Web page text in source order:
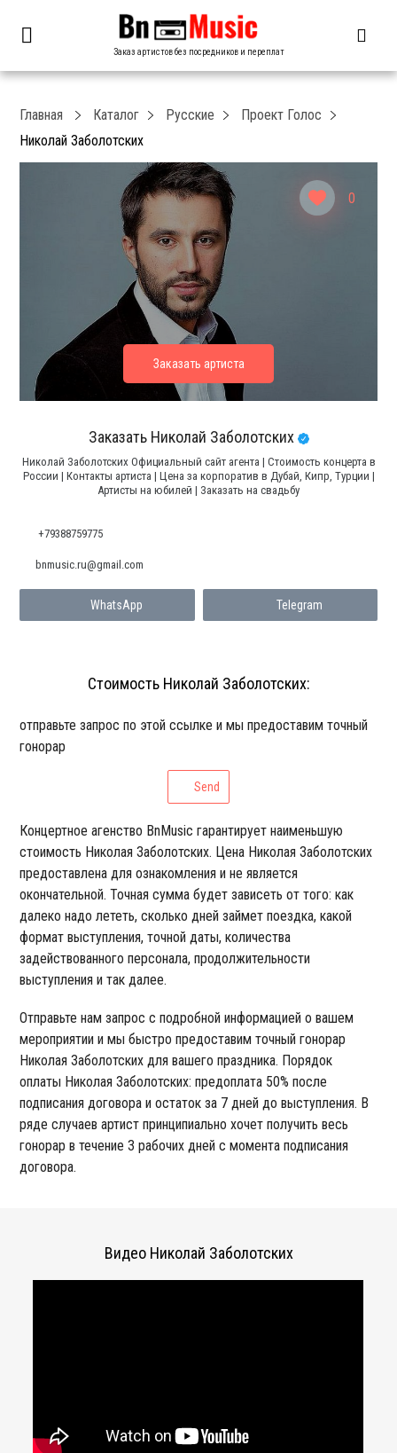
Заказ артистов без посредников и переплат
0
Главная Каталог Русские
Проект Голос
Николай Заболотских
Заказать Николай Заболотских
Николай Заболотских Официальный сайт агента | Стоимость концерта в
России | Контакты артиста | Цена за корпоратив в Дубай, Кипр, Турции |
Артисты на юбилей | Заказать на свадьбу
+79388759775
WhatsApp Telegram
bnmusic.ru@gmail.com
Стоимость Николай Заболотских:
отправьте запрос по этой ссылке и мы предоставим точный
гонорар
Send
Концертное агенство BnMusic гарантирует наименьшую
стоимость Николая Заболотских. Цена Николая Заболотских
предоставлена для ознакомления и не является
окончательной. Точная сумма будет зависеть от того: как
далеко надо лететь, сколько дней займет поездка, какой
формат выступления, точной даты, количества
задействованного персонала, продолжительности
выступления и так далее.
Отправьте нам запрос с подробной информацией о вашем
мероприятии и мы быстро предоставим точный гонорар
Николая Заболотских для вашего праздника. Порядок
оплаты Николая Заболотских: предоплата 50% после
подписания договора и остаток за 7 дней до выступления. В
ряде случаев артист принципиально хочет получить весь
гонорар в течение 3 рабочих дней с момента подписания
договора.
Видео Николай Заболотских